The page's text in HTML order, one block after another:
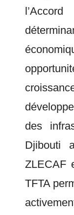
des
Djibouti
ZLECAF
TFTA